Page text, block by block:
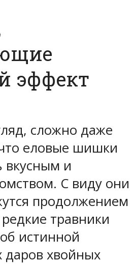
эффект
сложно даже
еловые шишки
вкусным и
С виду они
продолжением
травники
истинной
даров хвойных